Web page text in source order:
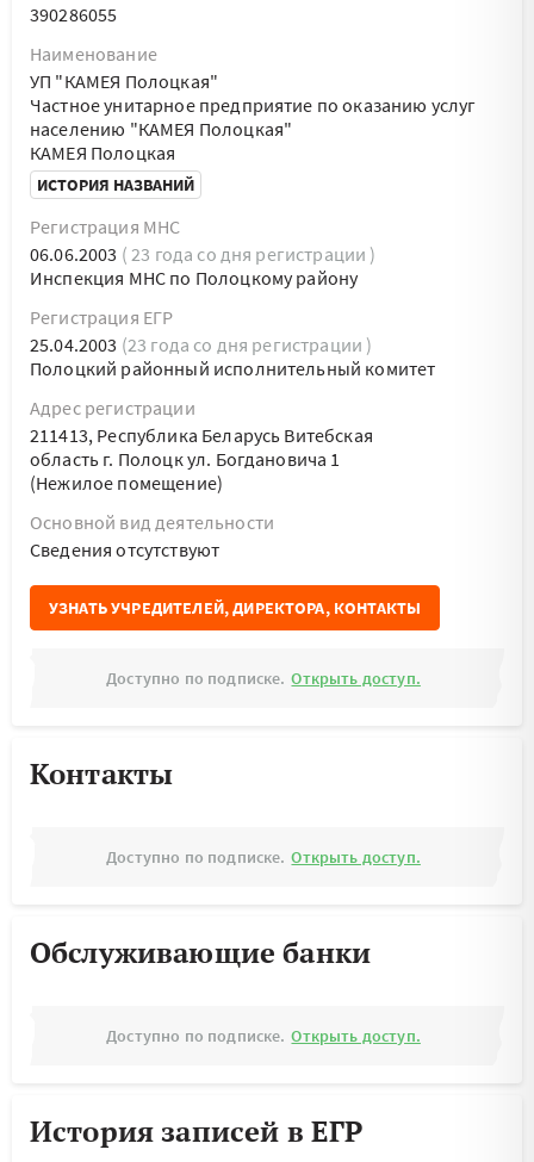
390286055
Наименование
УП "КАМЕЯ Полоцкая"
Частное унитарное предприятие по оказанию услуг
населению "КАМЕЯ Полоцкая"
КАМЕЯ Полоцкая
ИСТОРИЯ НАЗВАНИЙ
Регистрация МНС
06.06.2003 ( 23 года со дня регистрации )
Инспекция МНС по Полоцкому району
Регистрация ЕГР
25.04.2003 (23 года со дня регистрации )
Полоцкий районный исполнительный комитет
Адрес регистрации
211413, Республика Беларусь Витебская
область г. Полоцк ул. Богдановича 1
(Нежилое помещение)
Основной вид деятельности
Cведения отсутствуют
УЗНАТЬ УЧРЕДИТЕЛЕЙ, ДИРЕКТОРА, КОНТАКТЫ
Доступно по подписке. Открыть доступ.
Контакты
Доступно по подписке. Открыть доступ.
Обслуживающие банки
Доступно по подписке. Открыть доступ.
История записей в ЕГР